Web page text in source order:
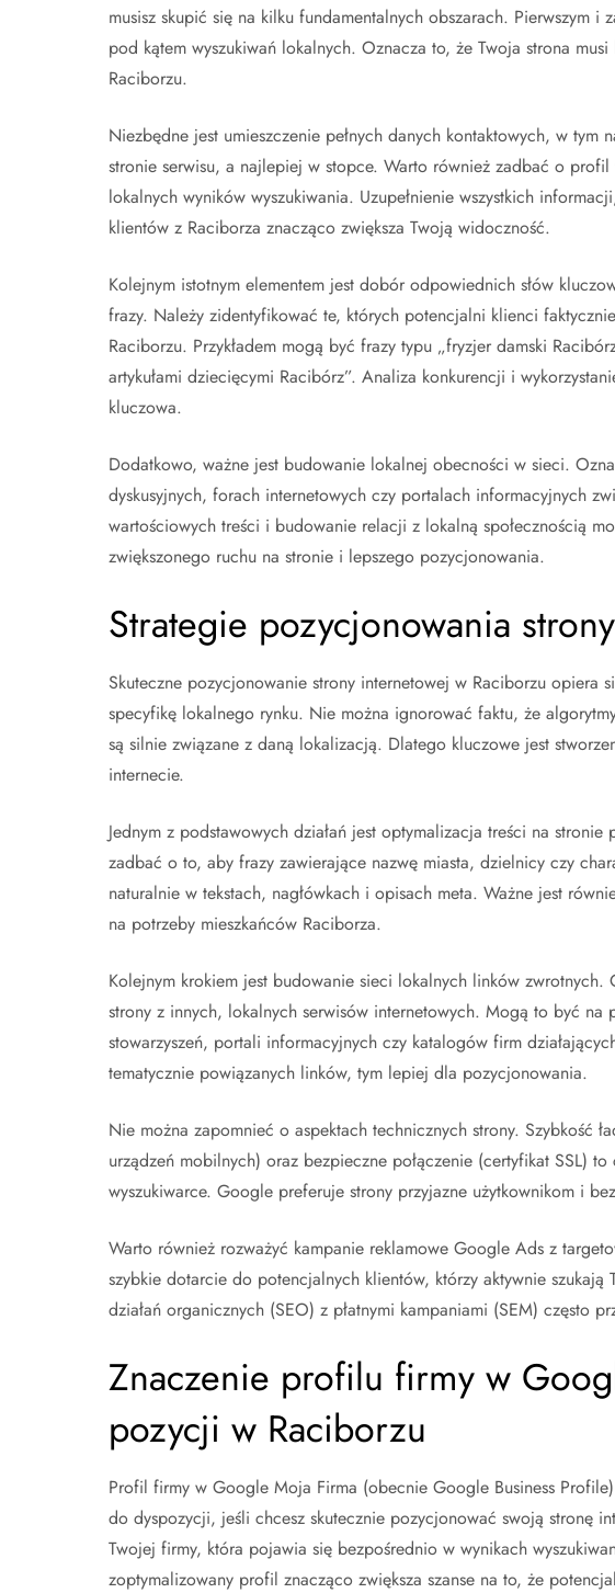
musisz skupić się na kilku fundamentalnych obszarach. Pierwszym i
pod kątem wyszukiwań lokalnych. Oznacza to, że Twoja strona
Raciborzu.
Niezbędne jest umieszczenie pełnych danych kontaktowych, w tym
stronie serwisu, a najlepiej w stopce. Warto również zadbać o
lokalnych wyników wyszukiwania. Uzupełnienie wszystkich
klientów z Raciborza znacząco zwiększa Twoją widoczność.
Kolejnym istotnym elementem jest dobór odpowiednich słów
frazy. Należy zidentyfikować te, których potencjalni klienci
Raciborzu. Przykładem mogą być frazy typu „fryzjer damski
artykułami dziecięcymi Racibórz”. Analiza konkurencji i
kluczowa.
Dodatkowo, ważne jest budowanie lokalnej obecności w sieci.
dyskusyjnych, forach internetowych czy portalach informacyjnych
wartościowych treści i budowanie relacji z lokalną społecznością
zwiększonego ruchu na stronie i lepszego pozycjonowania.
Strategie pozycjonowania
Skuteczne pozycjonowanie strony internetowej w Raciborzu opiera
specyfikę lokalnego rynku. Nie można ignorować faktu, że
są silnie związane z daną lokalizacją. Dlatego kluczowe jest
internecie.
Jednym z podstawowych działań jest optymalizacja treści na
zadbać o to, aby frazy zawierające nazwę miasta, dzielnicy czy
naturalnie w tekstach, nagłówkach i opisach meta. Ważne jest
na potrzeby mieszkańców Raciborza.
Kolejnym krokiem jest budowanie sieci lokalnych linków
strony z innych, lokalnych serwisów internetowych. Mogą to być na
stowarzyszeń, portali informacyjnych czy katalogów firm
tematycznie powiązanych linków, tym lepiej dla pozycjonowania.
Nie można zapomnieć o aspektach technicznych strony. Szybkość
urządzeń mobilnych) oraz bezpieczne połączenie (certyfikat SSL)
wyszukiwarce. Google preferuje strony przyjazne użytkownikom i
Warto również rozważyć kampanie reklamowe Google Ads z
szybkie dotarcie do potencjalnych klientów, którzy aktywnie szukają
działań organicznych (SEO) z płatnymi kampaniami (SEM) często
Znaczenie profilu firmy w
pozycji w Raciborzu
Profil firmy w Google Moja Firma (obecnie Google Business
do dyspozycji, jeśli chcesz skutecznie pozycjonować swoją stronę
Twojej firmy, która pojawia się bezpośrednio w wynikach
zoptymalizowany profil znacząco zwiększa szanse na to, że